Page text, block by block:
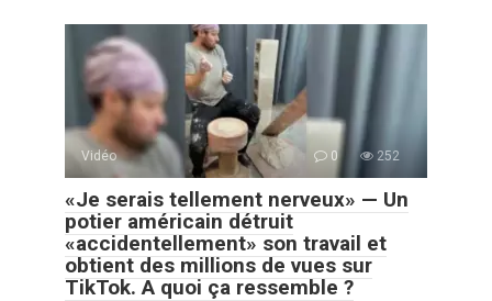
Vidéo 0 252
«Je serais tellement nerveux» — Un
potier américain détruit
«accidentellement» son travail et
obtient des millions de vues sur
TikTok. A quoi ça ressemble ?